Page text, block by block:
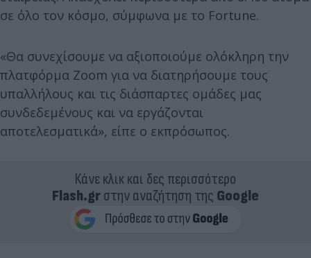
σε όλο τον κόσμο, σύμφωνα με το Fortune.
«Θα συνεχίσουμε να αξιοποιούμε ολόκληρη την
πλατφόρμα Zoom για να διατηρήσουμε τους
υπαλλήλους και τις διάσπαρτες ομάδες μας
συνδεδεμένους και να εργάζονται
αποτελεσματικά», είπε ο εκπρόσωπος.
Κάνε κλικ και δες περισσότερο
Flash.grστην αναζήτηση της Google